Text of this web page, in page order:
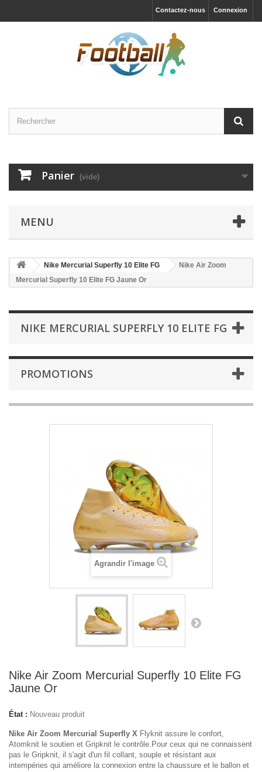
Connexion
Contactez-nous
Panier (vide)
MENU
Nike Mercurial Superfly 10 Elite FG
Nike Air Zoom
Mercurial Superfly 10 Elite FG Jaune Or
NIKE MERCURIAL SUPERFLY 10 ELITE FG
PROMOTIONS
Agrandir l'image
Nike Air Zoom Mercurial Superfly 10 Elite FG
Jaune Or
État : Nouveau produit
Nike Air Zoom Mercurial Superfly X Flyknit assure le confort,
Atomknit le soutien et Gripknit le contrôle.Pour ceux qui ne connaissent
pas le Gripknit, il s'agit d'un fil collant, souple et résistant aux
intempéries qui améliore la connexion entre la chaussure et le ballon et